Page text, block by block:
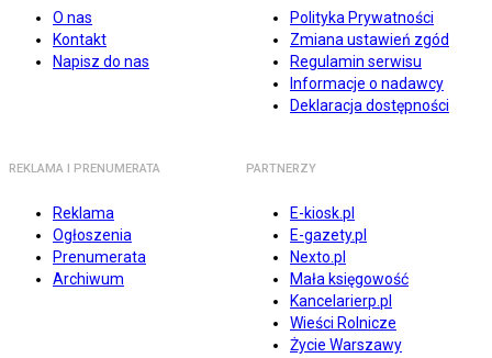
O nas
Kontakt
Napisz do nas
Polityka Prywatności
Zmiana ustawień zgód
Regulamin serwisu
Informacje o nadawcy
Deklaracja dostępności
REKLAMA I PRENUMERATA
Reklama
Ogłoszenia
Prenumerata
Archiwum
PARTNERZY
E-kiosk.pl
E-gazety.pl
Nexto.pl
Mała księgowość
Kancelarierp.pl
Wieści Rolnicze
Życie Warszawy